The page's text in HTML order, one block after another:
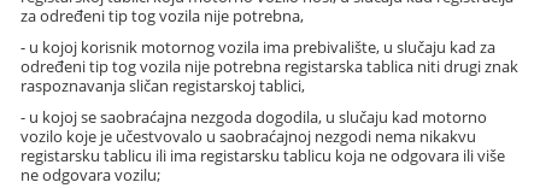
za određeni tip tog vozila nije potrebna,
- u kojoj korisnik motornog vozila ima prebivalište, u slučaju kad za
određeni tip tog vozila nije potrebna registarska tablica niti drugi znak
raspoznavanja sličan registarskoj tablici,
- u kojoj se saobraćajna nezgoda dogodila, u slučaju kad motorno
vozilo koje je učestvovalo u saobraćajnoj nezgodi nema nikakvu
registarsku tablicu ili ima registarsku tablicu koja ne odgovara ili više
ne odgovara vozilu;